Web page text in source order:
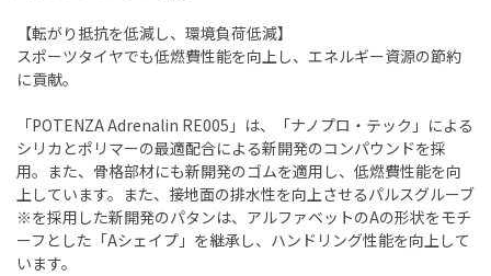
【転がり抵抗を低減し、環境負荷低減】
スポーツタイヤでも低燃費性能を向上し、エネルギー資源の節約
に貢献。
「POTENZA Adrenalin RE005」は、「ナノプロ・テック」による
シリカとポリマーの最適配合による新開発のコンパウンドを採
用。また、骨格部材にも新開発のゴムを適用し、低燃費性能を向
上しています。また、接地面の排水性を向上させるパルスグルーブ
※を採用した新開発のパタンは、アルファベットのAの形状をモチ
ーフとした「Aシェイプ」を継承し、ハンドリング性能を向上して
います。